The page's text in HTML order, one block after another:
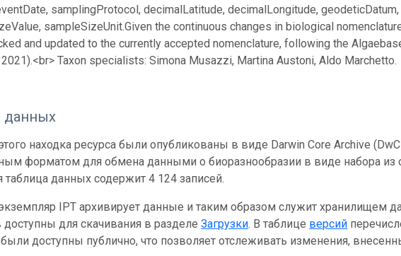
samplingProtocol, decimalLatitude, decimalLongitude,
sampleSizeUnit.Given the continuous changes in biological
and updated to the currently accepted nomenclature, following the
2021).<br> Taxon specialists: Simona Musazzi, Martina Austoni, Aldo Marchetto.
данных
находка ресурса были опубликованы в виде Darwin Core Archive
форматом для обмена данными о биоразнообразии в виде набора из
таблица данных содержит 4 124 записей.
IPT архивирует данные и таким образом служит хранилищем
доступны для скачивания в разделеЗагрузки. В таблице версий
доступны публично, что позволяет отслеживать изменения,